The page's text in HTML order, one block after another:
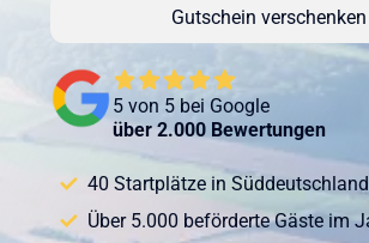
Gutschein verschenken
5 von 5 bei Google
über 2.000 Bewertungen
40 Startplätze in Süddeutschland
Über 5.000 beförderte Gäste im